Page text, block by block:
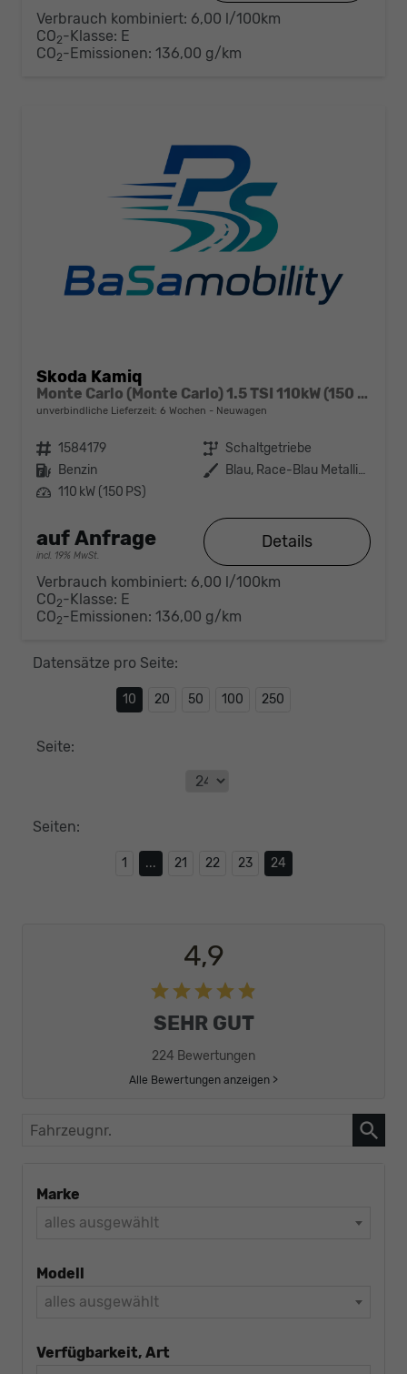
Verbrauch kombiniert: 6,00 l/100km
CO2-Klasse: E
CO2-Emissionen: 136,00 g/km
Skoda Kamiq
Monte Carlo (Monte Carlo) 1.5 TSI 110kW (150 PS) 6-Gang Schaltgetriebe
unverbindliche Lieferzeit: 6 Wochen Neuwagen
Fahrzeugnr. 1584179 Getriebe Schaltgetriebe
Kraftstoff Benzin Außenfarbe
Blau, Race-Blau Metallic (8X)
Leistung 110 kW (150 PS)
auf Anfrage
incl. 19% MwSt.
Details
Verbrauch kombiniert: 6,00 l/100km
CO2-Klasse: E
CO2-Emissionen: 136,00 g/km
Datensätze pro Seite:
10 20 50 100 250
Seite:
Seiten:
1 ... 21 22 23 24
4,9
SEHR GUT
224 Bewertungen
Alle Bewertungen anzeigen >
Fahrzeugnr.
Marke
alles ausgewählt
Modell
alles ausgewählt
Verfügbarkeit, Art